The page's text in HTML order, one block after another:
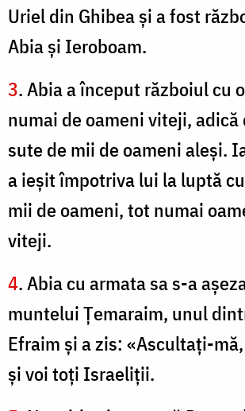
Uriel din Ghibea şi a fost
Abia şi Ieroboam.
3. Abia a început războiul cu
numai de oameni viteji, adică
sute de mii de oameni aleşi.
a ieşit împotriva lui la luptă
mii de oameni, tot numai
viteji.
4. Abia cu armata sa s-a
muntelui Ţemaraim, unul
Efraim şi a zis: «Ascultaţi-
şi voi toţi Israeliţii.